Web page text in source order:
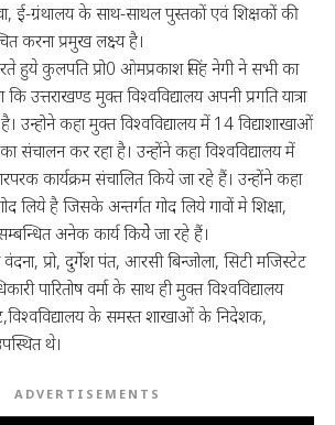
ई-ग्रंथालय के साथ-साथल पुस्तकों एवं शिक्षकों की
करना प्रमुख लक्ष्य है।
हुये कुलपति प्रो0 ओमप्रकाश सिंह नेगी ने सभी का
उत्तराखण्ड मुक्त विश्वविद्यालय अपनी प्रगति यात्रा
उन्होने कहा मुक्त विश्वविद्यालय में 14 विद्याशाखाओं
संचालन कर रहा है। उन्होंने कहा विश्वविद्यालय में
कार्यक्रम संचालित किये जा रहे हैं। उन्होंने कहा
लिये है जिसके अन्तर्गत गोद लिये गावों मे शिक्षा,
अनेक कार्य कियेे जा रहे हैं।
वंदना, प्रो, दुर्गेश पंत, आरसी बिन्जोला, सिटी मजिस्टेट
पारितोष वर्मा के साथ ही मुक्त विश्वविद्यालय
के समस्त शाखाओं के निदेशक,
थे।
ADVERTISEMENTS